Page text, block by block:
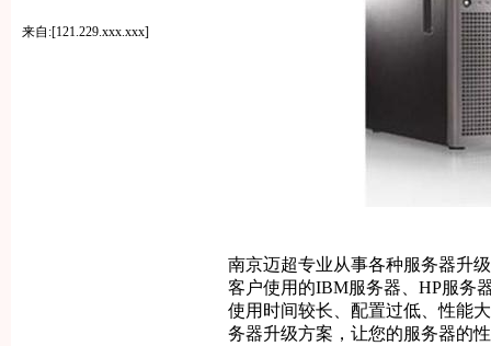
来自:[121.229.xxx.xxx]
南京迈超专业从事各种服务器升
客户使用的IBM服务器、 HP服务
使用时间较长、配置过低、性能
务器升级方案，让您的服务器的